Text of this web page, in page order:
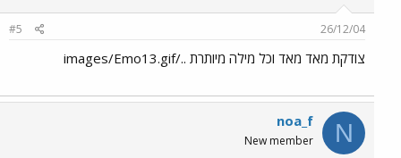
26/12/04
#5
צודקת מאד מאד וכל מילה מיותרת ../images/Emo13.gif
N
noa_f
New member